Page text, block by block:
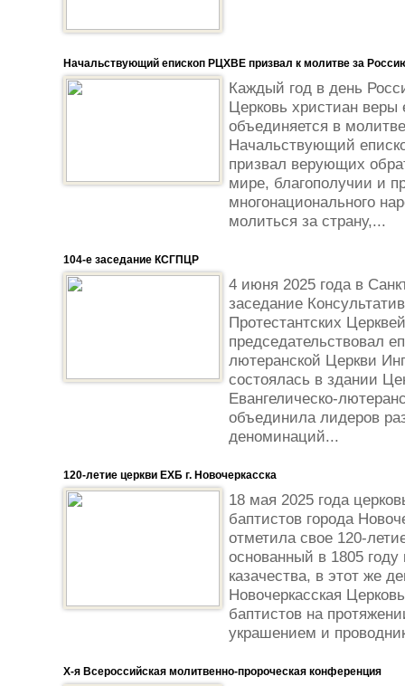
Начальствующий епископ РЦХВЕ призвал к молитве за
Каждый год в день
Церковь христиан веры
объединяется в
Начальствующий
призвал верующих
мире, благополучии и
многонационального
молиться за страну,...
104-е заседание КСГПЦР
4 июня 2025 года в
заседание
Протестантских
председательствовал
лютеранской Церкви
состоялась в здании
Евангелическо-
объединила лидеров
деноминаций...
120-летие церкви ЕХБ г. Новочеркасска
18 мая 2025 года
баптистов города
отметила свое 120-
основанный в 1805 году
казачества, в этот же
Новочеркасская
баптистов на
украшением и
X-я Всероссийская молитвенно-пророческая конференция